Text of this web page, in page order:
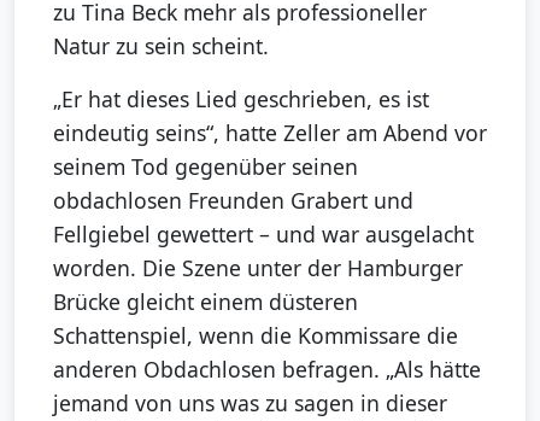
zu Tina Beck mehr als professioneller
Natur zu sein scheint.
„Er hat dieses Lied geschrieben, es ist
eindeutig seins“, hatte Zeller am Abend vor
seinem Tod gegenüber seinen
obdachlosen Freunden Grabert und
Fellgiebel gewettert – und war ausgelacht
worden. Die Szene unter der Hamburger
Brücke gleicht einem düsteren
Schattenspiel, wenn die Kommissare die
anderen Obdachlosen befragen. „Als hätte
jemand von uns was zu sagen in dieser